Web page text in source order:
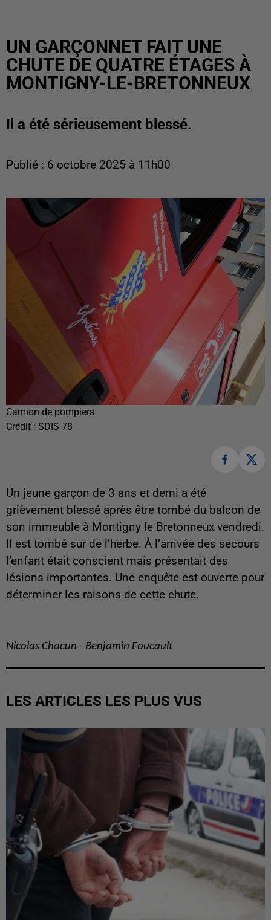
UN GARÇONNET FAIT UNE
CHUTE DE QUATRE ÉTAGES À
MONTIGNY-LE-BRETONNEUX
Il a été sérieusement blessé.
Publié : 6 octobre 2025 à 11h00
Camion de pompiers
Crédit : SDIS 78
Un jeune garçon de 3 ans et demi a été
grièvement blessé après être tombé du balcon de
son immeuble à Montigny le Bretonneux vendredi.
Il est tombé sur de l’herbe. À l’arrivée des secours
l’enfant était conscient mais présentait des
lésions importantes. Une enquête est ouverte pour
déterminer les raisons de cette chute.
Nicolas Chacun - Benjamin Foucault
LES ARTICLES LES PLUS VUS